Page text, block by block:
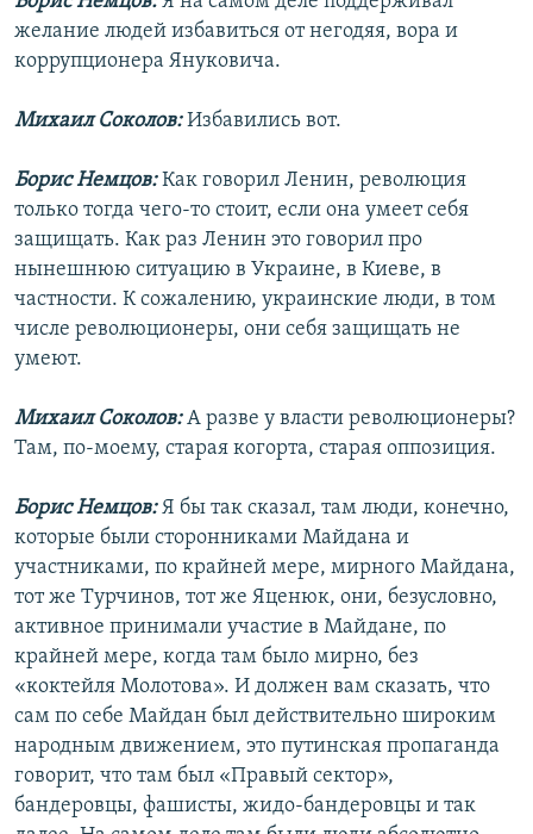
желание людей избавиться от негодяя, вора и
коррупционера Януковича.
Михаил Соколов:Избавились вот.
Борис Немцов:Как говорил Ленин, революция
только тогда чего-то стоит, если она умеет себя
защищать. Как раз Ленин это говорил про
нынешнюю ситуацию в Украине, в Киеве, в
частности. К сожалению, украинские люди, в том
числе революционеры, они себя защищать не
умеют.
Михаил Соколов:А разве у власти революционеры?
Там, по-моему, старая когорта, старая оппозиция.
Борис Немцов:Я бы так сказал, там люди, конечно,
которые были сторонниками Майдана и
участниками, по крайней мере, мирного Майдана,
тот же Турчинов, тот же Яценюк, они, безусловно,
активное принимали участие в Майдане, по
крайней мере, когда там было мирно, без
«коктейля Молотова». И должен вам сказать, что
сам по себе Майдан был действительно широким
народным движением, это путинская пропаганда
говорит, что там был «Правый сектор»,
бандеровцы, фашисты, жидо-бандеровцы и так